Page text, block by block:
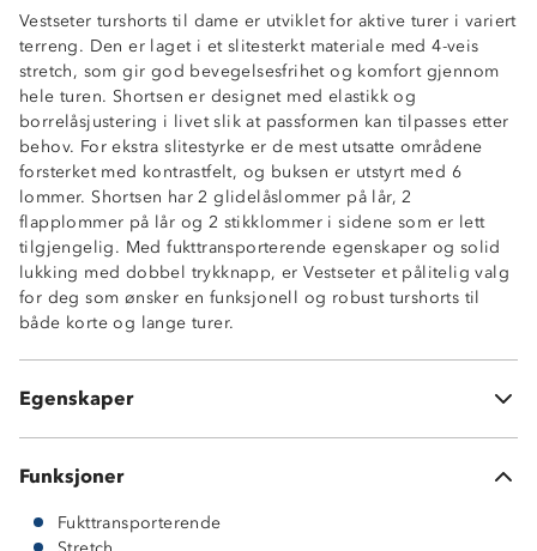
Vestseter turshorts til dame er utviklet for aktive turer i variert
terreng. Den er laget i et slitesterkt materiale med 4-veis
stretch, som gir god bevegelsesfrihet og komfort gjennom
hele turen. Shortsen er designet med elastikk og
borrelåsjustering i livet slik at passformen kan tilpasses etter
behov. For ekstra slitestyrke er de mest utsatte områdene
forsterket med kontrastfelt, og buksen er utstyrt med 6
lommer. Shortsen har 2 glidelåslommer på lår, 2
flapplommer på lår og 2 stikklommer i sidene som er lett
tilgjengelig. Med fukttransporterende egenskaper og solid
lukking med dobbel trykknapp, er Vestseter et pålitelig valg
for deg som ønsker en funksjonell og robust turshorts til
både korte og lange turer.
Egenskaper
4-veisstretch
Fukttransporterende
Forsterkede kontrastfelt
2 glidelåslommer på lår
2 sidelommer
Beltehemper
Funksjoner
Fukttransporterende